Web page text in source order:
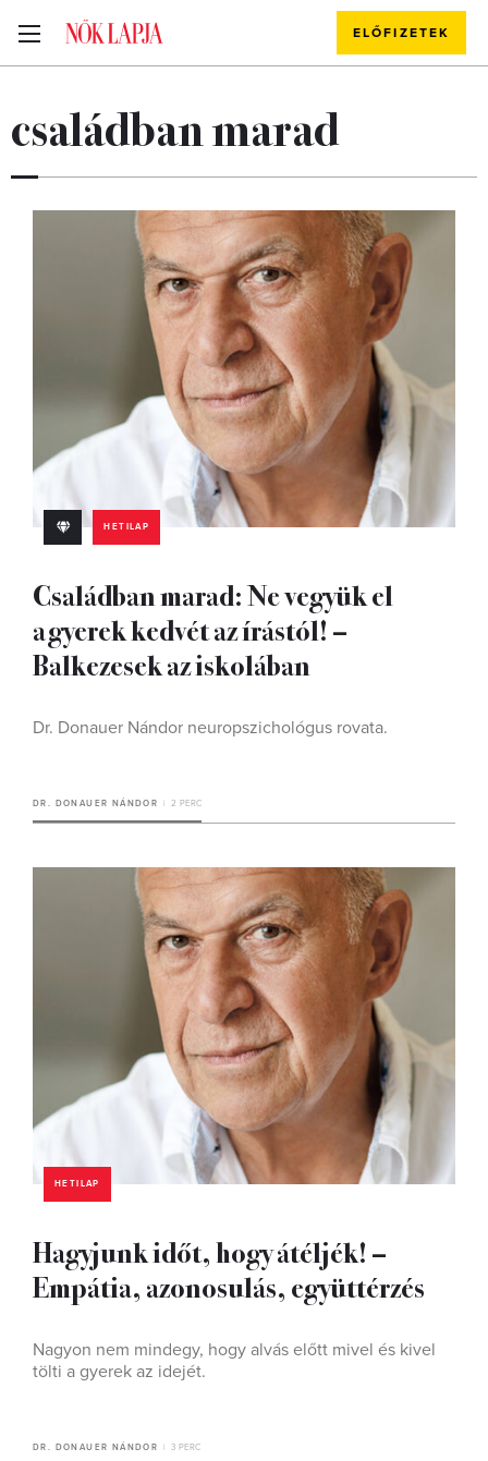
ELŐFIZETEK
családban marad
HETILAP
Családban marad: Ne vegyük el
a gyerek kedvét az írástól! –
Balkezesek az iskolában
Dr. Donauer Nándor neuropszichológus rovata.
DR. DONAUER NÁNDOR 2 PERC
HETILAP
Hagyjunk időt, hogy átéljék! –
Empátia, azonosulás, együttérzés
Nagyon nem mindegy, hogy alvás előtt mivel és kivel
tölti a gyerek az idejét.
DR. DONAUER NÁNDOR 3 PERC